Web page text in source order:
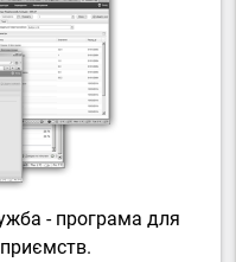
- програма для